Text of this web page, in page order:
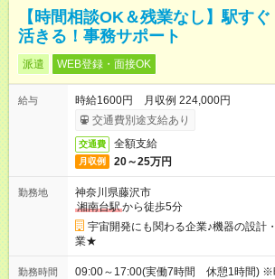
【時間相談OK＆残業なし】駅す
活きる！事務サポート
派遣 WEB登録・面接OK
給与
時給1600円 月収例 224,000円
交通費別途支給あり
交通費 全額支給
月収例 20～25万円
勤務地
神奈川県藤沢市
湘南台駅から徒歩5分
宇宙開発にも関わる企業♪機器の設計
業★
勤務時間
09:00～17:00(実働7時間 休憩1時間) ※